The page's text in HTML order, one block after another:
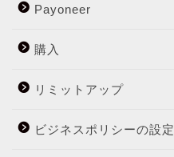
Payoneer
購入
リミットアップ
ビジネスポリシーの設定